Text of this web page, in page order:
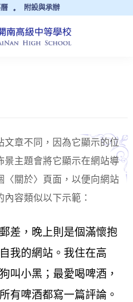
附設與承辦
文章不同，因為它顯示的位
景主題會將它顯示在網站導
〈關於〉頁面，以便向網站
容類似以下示範：
差，晚上則是個滿懷抱
我的網站。我住在高
叫小黑；最愛喝啤酒，
有啤酒都寫一篇評論。